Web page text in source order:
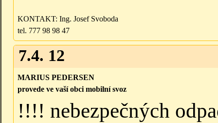
KONTAKT: Ing. Josef Svoboda
tel. 777 98 98 47
7.4. 12
MARIUS PEDERSEN
provede ve vaší obci mobilní svoz
!!!! nebezpečných